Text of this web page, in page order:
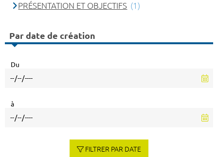
PRÉSENTATION ET OBJECTIFS (1)
Par date de création
Du
à
FILTRER PAR DATE